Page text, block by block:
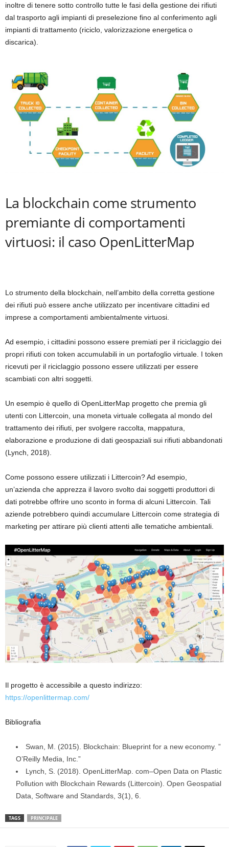
inoltre di tenere sotto controllo tutte le fasi della gestione dei rifiuti
dal trasporto agli impianti di preselezione fino al conferimento agli
impianti di trattamento (riciclo, valorizzazione energetica o
discarica).
La blockchain come strumento
premiante di comportamenti
virtuosi: il caso OpenLitterMap
Lo strumento della blockchain, nell’ambito della corretta gestione
dei rifiuti può essere anche utilizzato per incentivare cittadini ed
imprese a comportamenti ambientalmente virtuosi.
Ad esempio, i cittadini possono essere premiati per il riciclaggio dei
propri rifiuti con token accumulabili in un portafoglio virtuale. I token
ricevuti per il riciclaggio possono essere utilizzati per essere
scambiati con altri soggetti.
Un esempio è quello di OpenLitterMap progetto che premia gli
utenti con Littercoin, una moneta virtuale collegata al mondo del
trattamento dei rifiuti, per svolgere raccolta, mappatura,
elaborazione e produzione di dati geospaziali sui rifiuti abbandonati
(Lynch, 2018).
Come possono essere utilizzati i Littercoin? Ad esempio,
un’azienda che apprezza il lavoro svolto dai soggetti produttori di
dati potrebbe offrire uno sconto in forma di alcuni Littercoin. Tali
aziende potrebbero quindi accumulare Littercoin come strategia di
marketing per attirare più clienti attenti alle tematiche ambientali.
Il progetto è accessibile a questo indirizzo:
https://openlittermap.com/
Bibliografia
Swan, M. (2015). Blockchain: Blueprint for a new economy. ”
O’Reilly Media, Inc.”
Lynch, S. (2018). OpenLitterMap. com–Open Data on Plastic
Pollution with Blockchain Rewards (Littercoin). Open Geospatial
Data, Software and Standards, 3(1), 6.
TAGS PRINCIPALE